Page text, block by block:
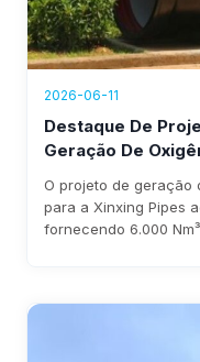
2026-06-11
Destaque De
Geração De
Agora Em
Superior A US$
O projeto de geração
para a Xinxing Pipes
fornecendo 6.000